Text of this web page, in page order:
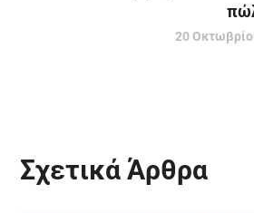
20
Σχετικά Άρθρα